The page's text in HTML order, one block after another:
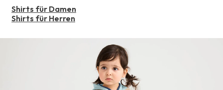
Shirts für Damen
Shirts für Herren